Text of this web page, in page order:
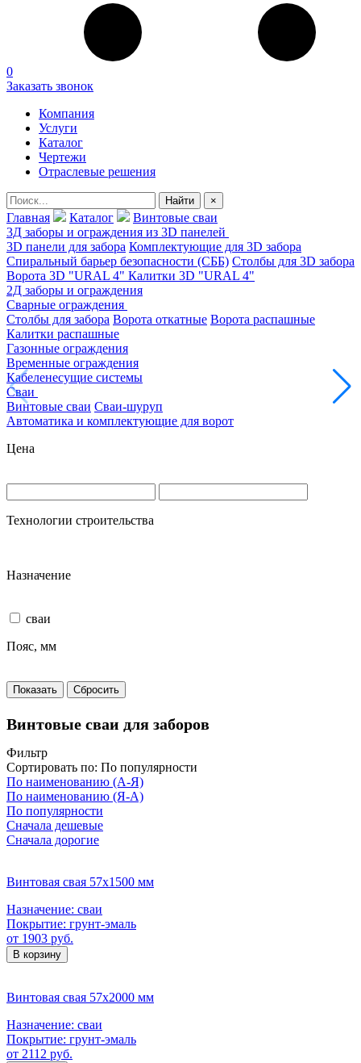
0
Заказать звонок
Компания
Услуги
Каталог
Чертежи
Отраслевые решения
Найти ×
Главная Каталог
Винтовые сваи
3Д заборы и ограждения из 3D панелей
3D панели для забора Комплектующие для 3D забора
Спиральный барьер безопасности (СББ) Столбы для 3D забора
Ворота 3D "URAL 4" Калитки 3D "URAL 4"
2Д заборы и ограждения
Сварные ограждения
Столбы для забора Ворота откатные Ворота распашные
Калитки распашные
Газонные ограждения
Временные ограждения
Кабеленесущие системы
Сваи
Винтовые сваи Сваи-шуруп
Автоматика и комплектующие для ворот
Цена
Технологии строительства
Назначение
сваи
Пояс, мм
Винтовые сваи для заборов
Фильтр
Сортировать по: По популярности
По наименованию (А-Я)
По наименованию (Я-А)
По популярности
Сначала дешевые
Сначала дорогие
Винтовая свая 57х1500 мм
Назначение: сваи
Покрытие: грунт-эмаль
от 1903 руб.
В корзину
Винтовая свая 57х2000 мм
Назначение: сваи
Покрытие: грунт-эмаль
от 2112 руб.